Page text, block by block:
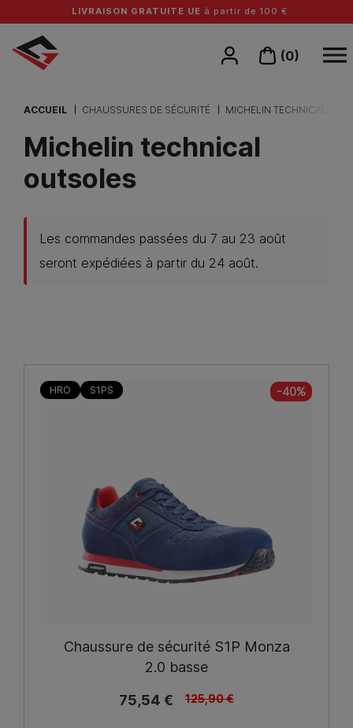
LIVRAISON GRATUITE UE à partir de 100 €
(0)
ACCUEIL CHAUSSURES DE SÉCURITÉ MICHELIN TECHNICAL
Michelin technical
outsoles
Les commandes passées du 7 au 23 août
seront expédiées à partir du 24 août.
HRO S1PS -40%
Chaussure de sécurité S1P Monza
2.0 basse
75,54 €
125,90 €